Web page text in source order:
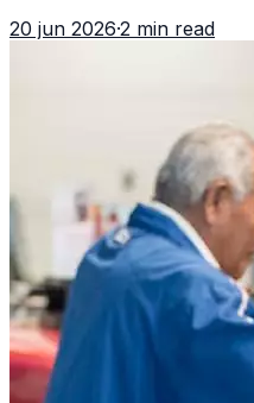
fallido con la
20 jun 2026·2 min read